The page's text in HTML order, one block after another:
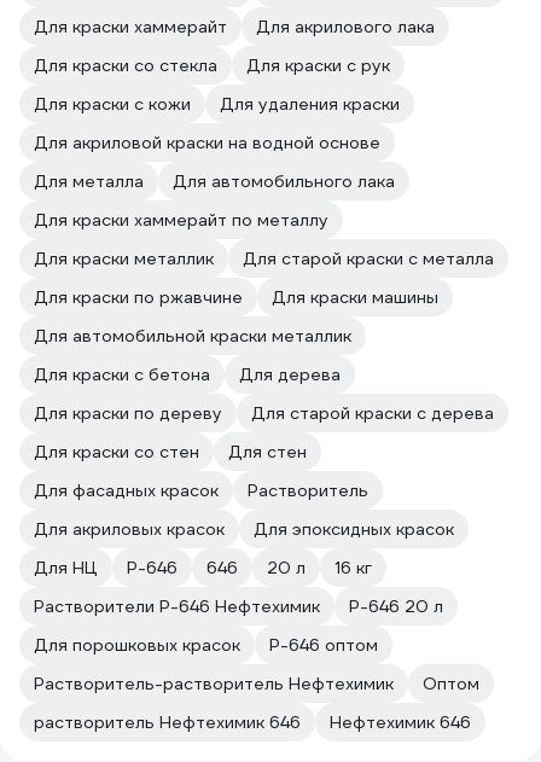
Для краски хаммерайт
Для акрилового лака
Для краски со стекла
Для краски с рук
Для краски с кожи
Для удаления краски
Для акриловой краски на водной основе
Для металла
Для автомобильного лака
Для краски хаммерайт по металлу
Для краски металлик
Для старой краски с металла
Для краски по ржавчине
Для краски машины
Для автомобильной краски металлик
Для краски с бетона
Для дерева
Для краски по дереву
Для старой краски с дерева
Для краски со стен
Для стен
Для фасадных красок
Растворитель
Для акриловых красок
Для эпоксидных красок
Для НЦ
Р-646 646 20 л
16 кг
Растворители Р-646 Нефтехимик
Р-646 20 л
Для порошковых красок
Р-646 оптом
Растворитель-растворитель Нефтехимик
Оптом
растворитель Нефтехимик 646
Нефтехимик 646